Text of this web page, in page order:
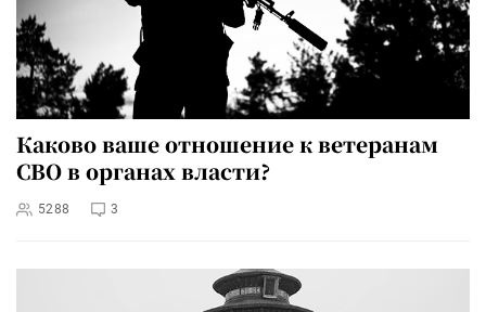
Каково ваше отношение к ветеранам
СВО в органах власти?
5288 3